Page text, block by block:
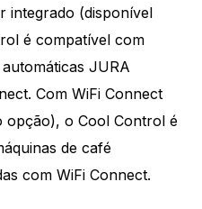
integrado (disponível
é compatível com
JURA
Com WiFi Connect
opção), o Cool Control é
de café
com WiFi Connect.